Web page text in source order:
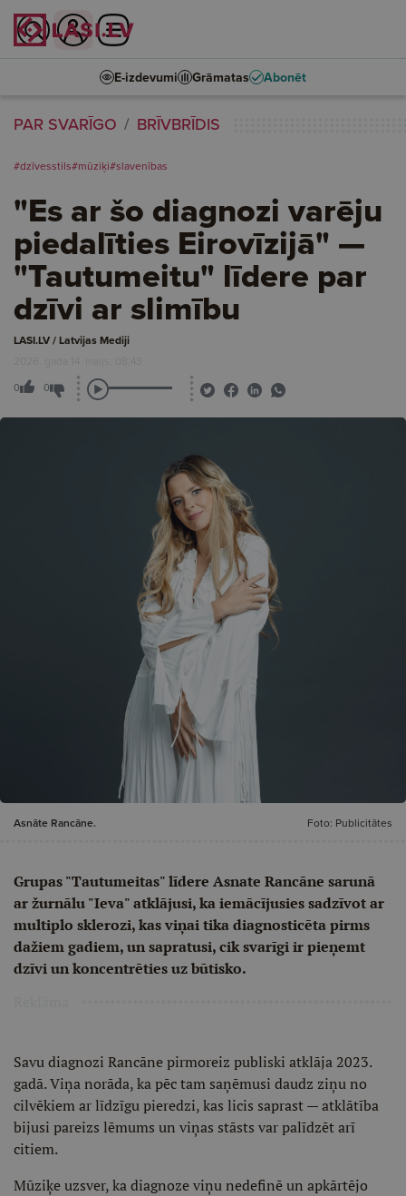
E-izdevumi Grāmatas Abonēt
PAR SVARĪGO BRĪVBRĪDIS
#dzīvesstils#mūziķi#slavenības
"Es ar šo diagnozi varēju
piedalīties Eirovīzijā" —
"Tautumeitu" līdere par
dzīvi ar slimību
LASI.LV / Latvijas Mediji
2026. gada 14. maijs, 08:43
0 0
Asnāte Rancāne. Foto: Publicitātes
Grupas "Tautumeitas" līdere Asnate Rancāne sarunā
ar žurnālu "Ieva" atklājusi, ka iemācījusies sadzīvot ar
multiplo sklerozi, kas viņai tika diagnosticēta pirms
dažiem gadiem, un sapratusi, cik svarīgi ir pieņemt
dzīvi un koncentrēties uz būtisko.
Savu diagnozi Rancāne pirmoreiz publiski atklāja 2023.
gadā. Viņa norāda, ka pēc tam saņēmusi daudz ziņu no
cilvēkiem ar līdzīgu pieredzi, kas licis saprast — atklātība
bijusi pareizs lēmums un viņas stāsts var palīdzēt arī
citiem.
Mūziķe uzsver, ka diagnoze viņu nedefinē un apkārtējo